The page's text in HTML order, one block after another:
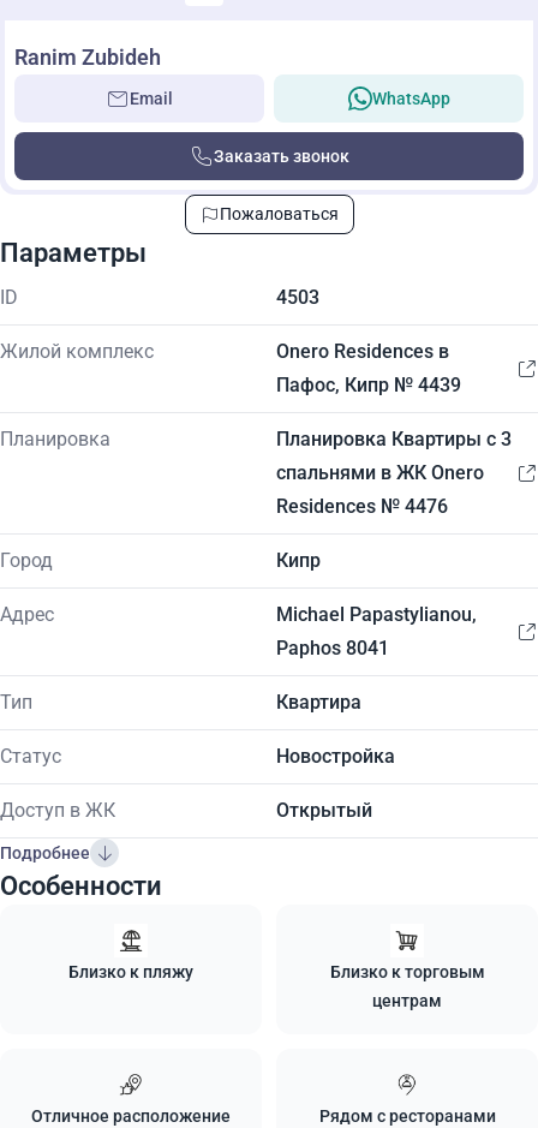
Ranim Zubideh
Email WhatsApp
Заказать звонок
Пожаловаться
Параметры
ID 4503
Жилой комплекс
Onero Residences в
Пафос, Кипр № 4439
Планировка
Планировка Квартиры с 3
спальнями в ЖК Onero
Residences № 4476
Город Кипр
Адрес
Michael Papastylianou,
Paphos 8041
Тип Квартира
Статус Новостройка
Доступ в ЖК Открытый
Подробнее
Особенности
Близко к пляжу
Близко к торговым
центрам
Отличное расположение Рядом с ресторанами